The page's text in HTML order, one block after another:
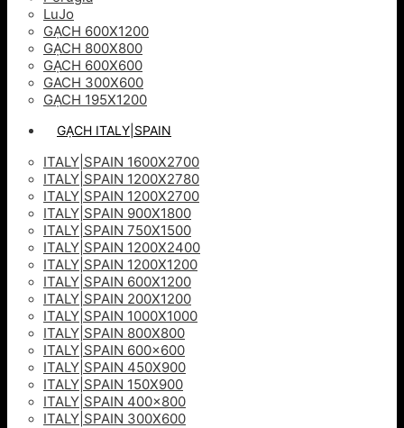
LuJo
GẠCH 600X1200
GẠCH 800X800
GẠCH 600X600
GACH 300X600
GẠCH 195X1200
GẠCH ITALY|SPAIN
ITALY|SPAIN 1600X2700
ITALY|SPAIN 1200X2780
ITALY|SPAIN 1200X2700
ITALY|SPAIN 900X1800
ITALY|SPAIN 750X1500
ITALY|SPAIN 1200X2400
ITALY|SPAIN 1200X1200
ITALY|SPAIN 600X1200
ITALY|SPAIN 200X1200
ITALY|SPAIN 1000X1000
ITALY|SPAIN 800X800
ITALY|SPAIN 600×600
ITALY|SPAIN 450X900
ITALY|SPAIN 150X900
ITALY|SPAIN 400×800
ITALY|SPAIN 300X600